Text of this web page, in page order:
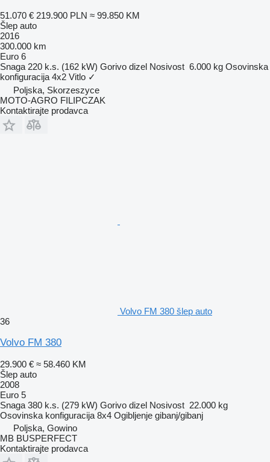
51.070 € 219.900 PLN ≈ 99.850 KM
Šlep auto
2016
300.000 km
Euro 6
Snaga 220 k.s. (162 kW) Gorivo dizel Nosivost 6.000 kg Osovinska
konfiguracija 4x2 Vitlo ✓
Poljska, Skorzeszyce
MOTO-AGRO FILIPCZAK
Kontaktirajte prodavca
Volvo FM 380 šlep auto
36
Volvo FM 380
29.900 € ≈ 58.460 KM
Šlep auto
2008
Euro 5
Snaga 380 k.s. (279 kW) Gorivo dizel Nosivost 22.000 kg
Osovinska konfiguracija 8x4 Ogibljenje gibanj/gibanj
Poljska, Gowino
MB BUSPERFECT
Kontaktirajte prodavca